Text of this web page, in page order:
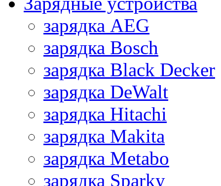
зарядка AEG
зарядка Bosch
зарядка Black Decker
зарядка DeWalt
зарядка Hitachi
зарядка Makita
зарядка Metabo
зарядка Sparky